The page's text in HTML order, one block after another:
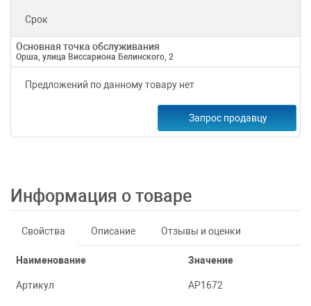
Срок
Основная точка обслуживания
Орша, улица Виссариона Белинского, 2
Предложений по данному товару нет
Запрос продавцу
Информация о товаре
Свойства Описание Отзывы и оценки
Наименование Значение
Артикул AP1672